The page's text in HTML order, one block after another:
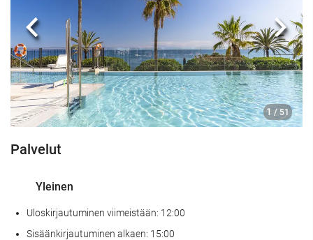
1 / 51
Edellinen
Palvelut
Yleinen
Uloskirjautuminen viimeistään: 12:00
Sisäänkirjautuminen alkaen: 15:00